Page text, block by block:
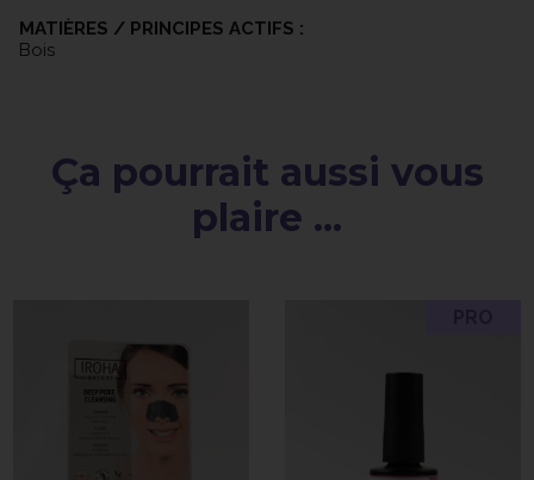
MATIÈRES / PRINCIPES ACTIFS :
Bois
Ça pourrait aussi vous
plaire ...